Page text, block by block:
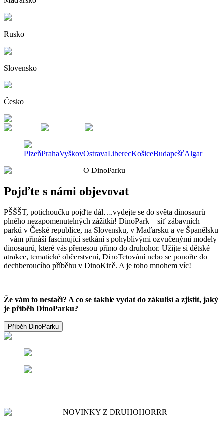
Rusko
Slovensko
Česko
PlzeňPrahaVyškovOstravaLiberecKošiceBudapešťAlgar
O DinoParku
Pojďte s námi objevovat
PŠŠŠT, potichoučku pojďte dál….vydejte se do světa dinosaurů
plného nezapomenutelných zážitků! DinoPark – síť zábavních
parků v České republice, na Slovensku, v Maďarsku a ve Španělsku
– vám přináší fascinující setkání s pohyblivými ozvučenými modely
dinosaurů, které vás přenesou přímo do druhohor. Užijte si dětské
atrakce, tematické občerstvení, DinoTetování nebo se ponořte do
dechberoucího příběhu v DinoKině. A je toho mnohem víc!
Že vám to nestačí? A co se takhle vydat do zákulisí a zjistit, jaký
je příběh DinoParku?
Příběh DinoParku
NOVINKY Z DRUHOHORRR